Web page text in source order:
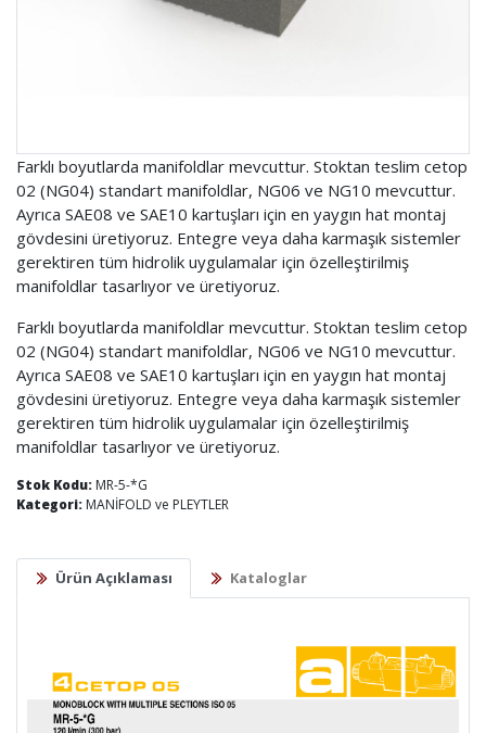
Farklı boyutlarda manifoldlar mevcuttur. Stoktan teslim cetop
02 (NG04) standart manifoldlar, NG06 ve NG10 mevcuttur.
Ayrıca SAE08 ve SAE10 kartuşları için en yaygın hat montaj
gövdesini üretiyoruz. Entegre veya daha karmaşık sistemler
gerektiren tüm hidrolik uygulamalar için özelleştirilmiş
manifoldlar tasarlıyor ve üretiyoruz.
Farklı boyutlarda manifoldlar mevcuttur. Stoktan teslim cetop
02 (NG04) standart manifoldlar, NG06 ve NG10 mevcuttur.
Ayrıca SAE08 ve SAE10 kartuşları için en yaygın hat montaj
gövdesini üretiyoruz. Entegre veya daha karmaşık sistemler
gerektiren tüm hidrolik uygulamalar için özelleştirilmiş
manifoldlar tasarlıyor ve üretiyoruz.
Stok Kodu: MR-5-*G
Kategori: MANİFOLD ve PLEYTLER
Ürün Açıklaması Kataloglar